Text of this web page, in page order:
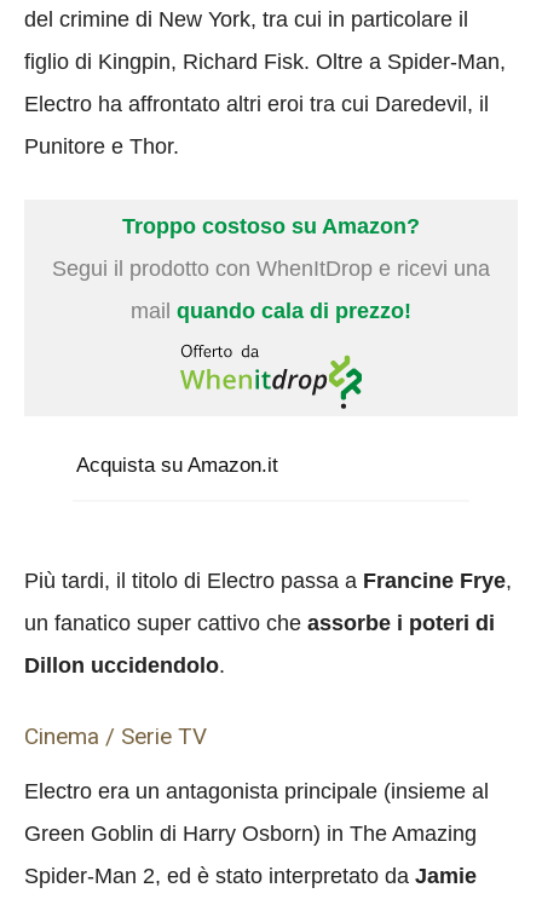
del crimine di New York, tra cui in particolare il
figlio di Kingpin, Richard Fisk. Oltre a Spider-Man,
Electro ha affrontato altri eroi tra cui Daredevil, il
Punitore e Thor.
Troppo costoso su Amazon?
Segui il prodotto con WhenItDrop e ricevi una
mail quando cala di prezzo!
Acquista su Amazon.it
Più tardi, il titolo di Electro passa a Francine Frye,
un fanatico super cattivo che assorbe i poteri di
Dillon uccidendolo.
Cinema / Serie TV
Electro era un antagonista principale (insieme al
Green Goblin di Harry Osborn) in The Amazing
Spider-Man 2, ed è stato interpretato da Jamie